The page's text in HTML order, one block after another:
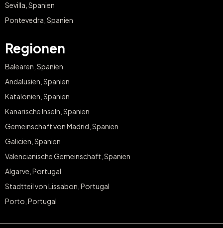
Sevilla, Spanien
Pontevedra, Spanien
Regionen
Balearen, Spanien
Andalusien, Spanien
Katalonien, Spanien
Kanarische Inseln, Spanien
Gemeinschaft von Madrid, Spanien
Galicien, Spanien
Valencianische Gemeinschaft, Spanien
Algarve, Portugal
Stadtteil von Lissabon, Portugal
Porto, Portugal